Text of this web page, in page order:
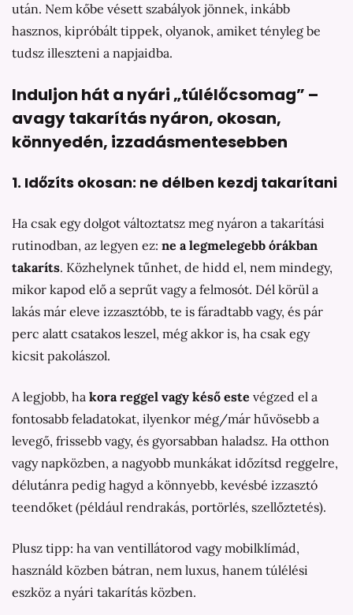
után. Nem kőbe vésett szabályok jönnek, inkább
hasznos, kipróbált tippek, olyanok, amiket tényleg be
tudsz illeszteni a napjaidba.
Induljon hát a nyári „túlélőcsomag” –
avagytakarítás nyáron, okosan,
könnyedén, izzadásmentesebben
1. Időzíts okosan: ne délben kezdj takarítani
Ha csak egy dolgot változtatsz meg nyáron a takarítási
rutinodban, az legyen ez: ne a legmelegebb órákban
takaríts. Közhelynek tűnhet, de hidd el, nem mindegy,
mikor kapod elő a seprűt vagy a felmosót. Dél körül a
lakás már eleve izzasztóbb, te is fáradtabb vagy, és pár
perc alatt csatakos leszel, még akkor is, ha csak egy
kicsit pakolászol.
A legjobb, ha kora reggel vagy késő este végzed el a
fontosabb feladatokat, ilyenkor még/már hűvösebb a
levegő, frissebb vagy, és gyorsabban haladsz. Ha otthon
vagy napközben, a nagyobb munkákat időzítsd reggelre,
délutánra pedig hagyd a könnyebb, kevésbé izzasztó
teendőket (például rendrakás, portörlés, szellőztetés).
Plusz tipp: ha van ventillátorod vagy mobilklímád,
használd közben bátran, nem luxus, hanem túlélési
eszköz a nyári takarítás közben.